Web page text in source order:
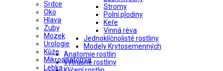
Srdce
Oko
Hlava
Zuby
Mozek
Urologie
Kůže
Mikroanatomie
Lebka
Stromy
Polní plodiny
Keře
Vinná réva
Jednoklíčnolisté rostliny
Modely Krytosemenných
Anatomie rostlin
Výtrusné rostliny